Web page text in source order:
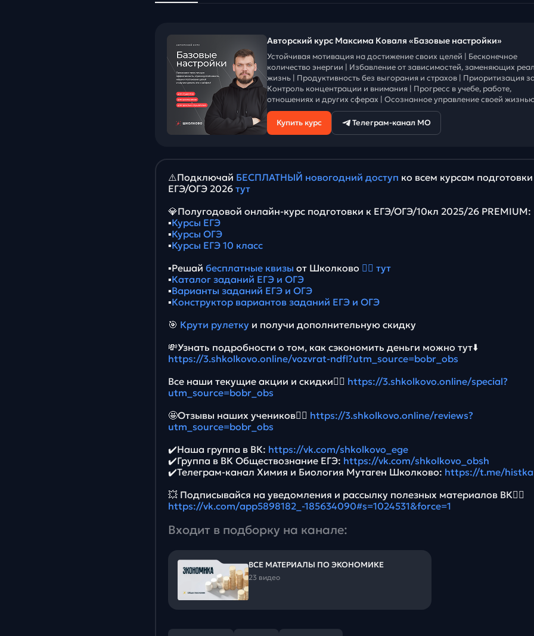
Авторский курс Максима Коваля «Базовые настройки»
Устойчивая мотивация на достижение своих целей | Бесконечное
количество энергии | Избавление от зависимостей, заменяющих
жизнь | Продуктивность без выгорания и страхов | Приоритизация
Контроль концентрации и внимания | Прогресс в учебе, работе,
отношениях и других сферах | Осознанное управление своей
Купить курс Телеграм-канал МО
⚠️Подключай БЕСПЛАТНЫЙ новогодний доступ ко всем курсам
ЕГЭ/ОГЭ 2026 тут
💎Полугодовой онлайн-курс подготовки к ЕГЭ/ОГЭ/10кл 2025/26 PREMIUM:
▪️Курсы ЕГЭ
▪️Курсы ОГЭ
▪️Курсы ЕГЭ 10 класс
▪️Решай бесплатные квизы от Школково 👉🏻 тут
▪️Каталог заданий ЕГЭ и ОГЭ
▪️Варианты заданий ЕГЭ и ОГЭ
▪️Конструктор вариантов заданий ЕГЭ и ОГЭ
🎯 Крути рулетку и получи дополнительную скидку
💸Узнать подробности о том, как сэкономить деньги можно тут⬇️
https://3.shkolkovo.online/vozvrat-ndfl?utm_source=bobr_obs
Все наши текущие акции и скидки👉🏻 https://3.shkolkovo.online/special?
utm_source=bobr_obs
🤩Отзывы наших учеников👉🏻 https://3.shkolkovo.online/reviews?
utm_source=bobr_obs
✔️Наша группа в ВК: https://vk.com/shkolkovo_ege
✔️Группа в ВК Обществознание ЕГЭ: https://vk.com/shkolkovo_obsh
✔️Телеграм-канал Химия и Биология Мутаген Школково: https://t.me/
💥 Подписывайся на уведомления и рассылку полезных материалов ВК👉🏻
https://vk.com/app5898182_-185634090#s=1024531&force=1
Входит в подборку на канале:
ВСЕ МАТЕРИАЛЫ ПО ЭКОНОМИКЕ
23 видео